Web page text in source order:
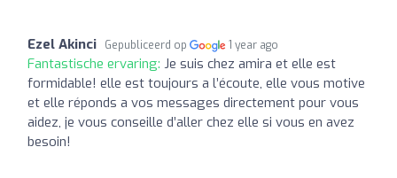
Ezel Akinci Gepubliceerd op 1 year ago
Fantastische ervaring: Je suis chez amira et elle est
formidable! elle est toujours a l’écoute, elle vous motive
et elle réponds a vos messages directement pour vous
aidez, je vous conseille d’aller chez elle si vous en avez
besoin!